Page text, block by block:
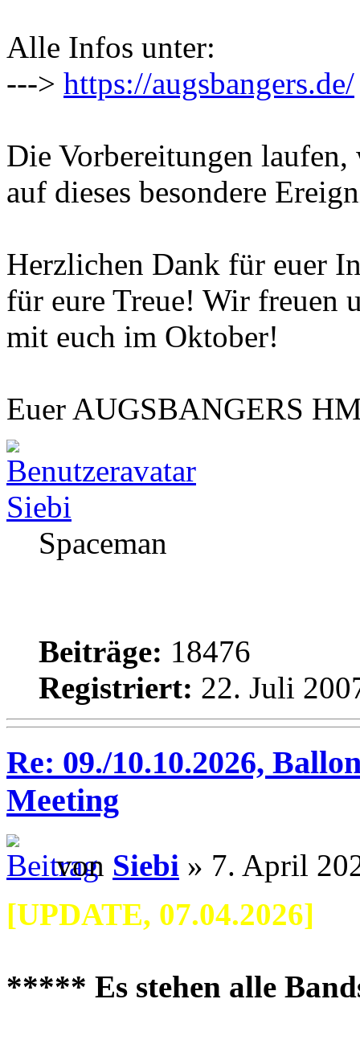
Alle Infos unter:
---> https://augsbangers.de/
Die Vorbereitungen
auf dieses besondere
Herzlichen Dank für euer
für eure Treue! Wir freuen
mit euch im Oktober!
Euer AUGSBANGERS
Siebi
Spaceman
Beiträge: 18476
Registriert: 22. Juli
Re: 09./10.10.2026,
Meeting
von Siebi » 7. April
[UPDATE, 07.04.2026]
***** Es stehen alle